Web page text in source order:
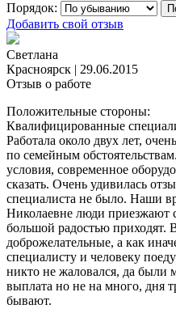
Порядок:
Добавить свой отзыв
Светлана
Красноярск | 29.06.2015
Отзыв о работе
Положительные стороны:
Квалифицированные
Работала около двух лет,
по семейным
условия, современное
сказать. Очень удивилась
специалиста не было. Наши
Николаевне люди приезжают
большой радостью приходят.
доброжелательные, а как
специалисту и человеку
никто не жаловался, да были
выплата но не на много, дня
бывают.